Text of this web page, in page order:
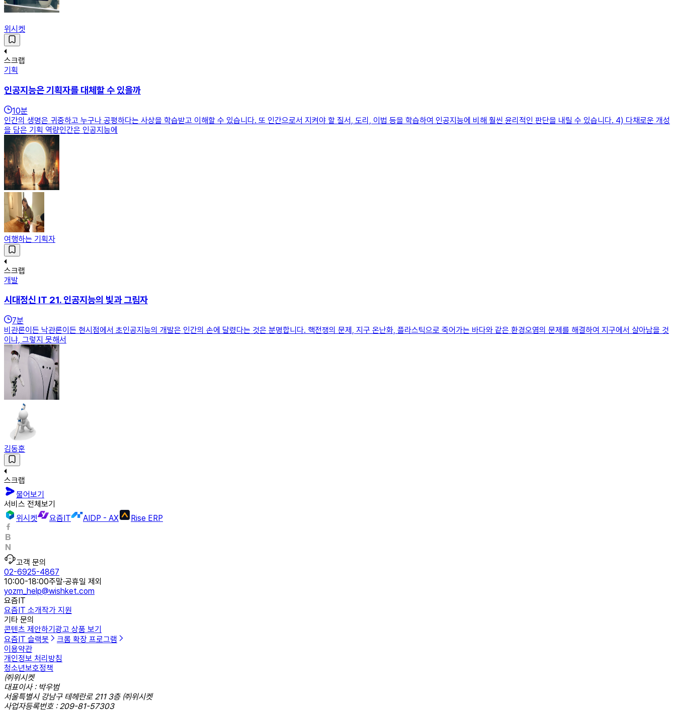
위시켓
스크랩
기획
인공지능은 기획자를 대체할 수 있을까
10분
인간의 생명은 귀중하고 누구나 공평하다는 사상을 학습받고 이해할 수 있습니다. 또 인간으로서 지켜야 할 질서, 도리, 이법 등을 학습하여 인공지능에 비해 훨씬 윤리적인 판단을 내릴 수 있습니다. 4) 다채로운 개성
을 담은 기획 역량인간은 인공지능에
여행하는 기획자
스크랩
개발
시대정신 IT 21. 인공지능의 빛과 그림자
7분
비관론이든 낙관론이든 현시점에서 초인공지능의 개발은 인간의 손에 달렸다는 것은 분명합니다. 핵전쟁의 문제, 지구 온난화, 플라스틱으로 죽어가는 바다와 같은 환경오염의 문제를 해결하여 지구에서 살아남을 것
이냐, 그렇지 못해서
김동훈
스크랩
물어보기
서비스 전체보기
위시켓
요즘IT AIDP - AX Rise ERP
고객 문의
02-6925-4867
10:00-18:00주말·공휴일 제외
yozm_help@wishket.com
요즘IT
요즘IT 소개작가 지원
기타 문의
콘텐츠 제안하기 광고 상품 보기
요즘IT 슬랙봇
크롬 확장 프로그램
이용약관
개인정보 처리방침
청소년보호정책
㈜위시켓
대표이사 : 박우범
서울특별시 강남구 테헤란로 211 3층 ㈜위시켓
사업자등록번호 : 209-81-57303